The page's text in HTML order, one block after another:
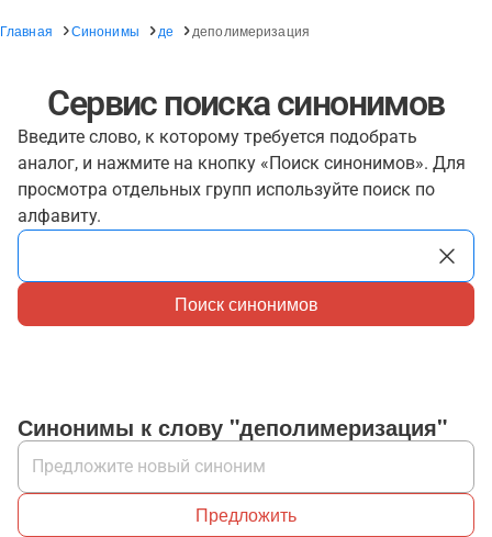
Главная Синонимы де деполимеризация
Сервис поиска синонимов
Введите слово, к которому требуется подобрать
аналог, и нажмите на кнопку «Поиск синонимов». Для
просмотра отдельных групп используйте поиск по
алфавиту.
Поиск синонимов
Синонимы к слову "деполимеризация"
Предложить